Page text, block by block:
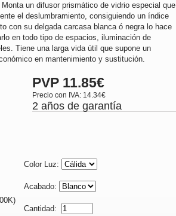
un difusor prismático de vidrio especial que
el deslumbramiento, consiguiendo un índice
con su delgada carcasa blanca ó negra lo hace
en todo tipo de espacios, iluminación de
Tiene una larga vida útil que supone un
en mantenimiento y sustitución.
PVP 11.85€
Precio con IVA: 14.34€
2 años de garantía
Color Luz:
Acabado:
Cantidad: